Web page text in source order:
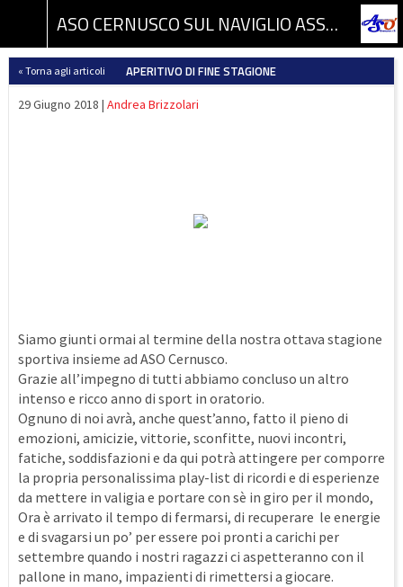
ASO CERNUSCO SUL NAVIGLIO ASSOCIAZIONE SPORTIVA DILETTANTISTICA
« Torna agli articoli APERITIVO DI FINE STAGIONE
29 Giugno 2018 | Andrea Brizzolari
Siamo giunti ormai al termine della nostra ottava stagione
sportiva insieme ad ASO Cernusco.
Grazie all’impegno di tutti abbiamo concluso un altro
intenso e ricco anno di sport in oratorio.
Ognuno di noi avrà, anche quest’anno, fatto il pieno di
emozioni, amicizie, vittorie, sconfitte, nuovi incontri,
fatiche, soddisfazioni e da qui potrà attingere per comporre
la propria personalissima play-list di ricordi e di esperienze
da mettere in valigia e portare con sè in giro per il mondo,
Ora è arrivato il tempo di fermarsi, di recuperare le energie
e di svagarsi un po’ per essere poi pronti a carichi per
settembre quando i nostri ragazzi ci aspetteranno con il
pallone in mano, impazienti di rimettersi a giocare.